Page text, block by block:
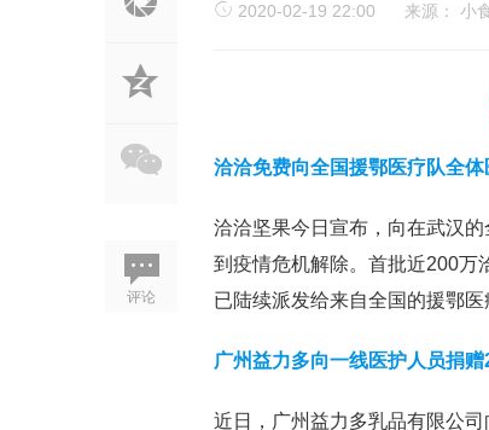
评论
2020-02-19 22:00 来源： 小
洽洽免费向全国援鄂医疗队全
洽洽坚果今日宣布，向在武汉
到疫情危机解除。首批近200万
已陆续派发给来自全国的援鄂医
广州益力多向一线医护人员捐
近日，广州益力多乳品有限公